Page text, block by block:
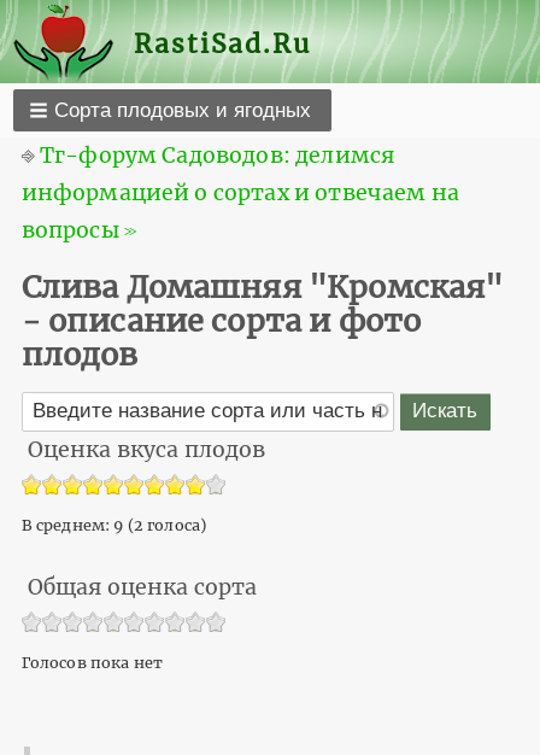
RastiSad.Ru
Сорта плодовых и ягодных
⎆Тг-форум Садоводов: делимся
информацией о сортах и отвечаем на
вопросы ≫
Слива Домашняя "Кромская"
- описание сорта и фото
плодов
Оценка вкуса плодов
В среднем: 9 (2 голоса)
Общая оценка сорта
Голосов пока нет